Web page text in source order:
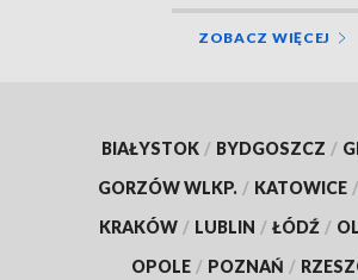
ZOBACZ WIĘCEJ
BIAŁYSTOK / BYDGOSZCZ /
GORZÓW WLKP. / KATOWICE /
KRAKÓW / LUBLIN / ŁÓDŹ /
OPOLE / POZNAŃ /